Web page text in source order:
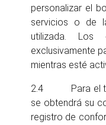
personalizar el
servicios o de
utilizada. Los
exclusivamente
mientras esté
2.4 Para el
se obtendrá su
registro de